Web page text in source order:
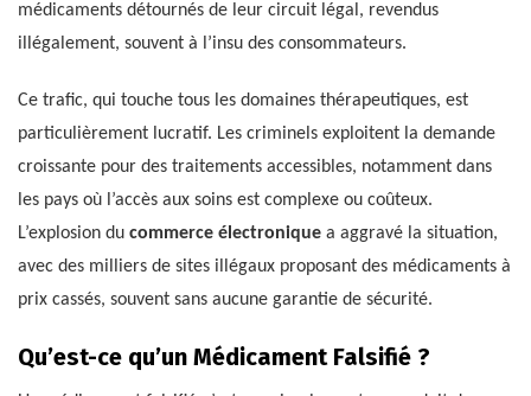
médicaments détournés de leur circuit légal, revendus
illégalement, souvent à l’insu des consommateurs.
Ce trafic, qui touche tous les domaines thérapeutiques, est
particulièrement lucratif. Les criminels exploitent la demande
croissante pour des traitements accessibles, notamment dans
les pays où l’accès aux soins est complexe ou coûteux.
L’explosion du commerce électronique a aggravé la situation,
avec des milliers de sites illégaux proposant des médicaments à
prix cassés, souvent sans aucune garantie de sécurité.
Qu’est-ce qu’un Médicament Falsifié ?